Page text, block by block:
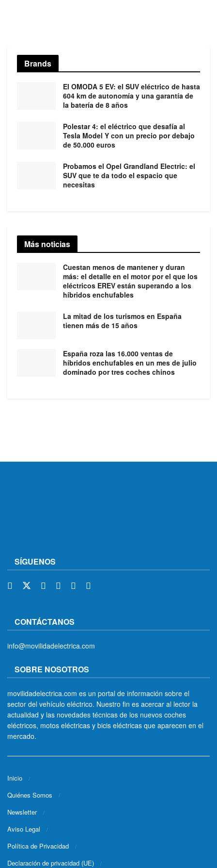
Brands
El OMODA 5 EV: el SUV eléctrico de hasta
604 km de autonomía y una garantía de
la batería de 8 años
Polestar 4: el eléctrico que desafía al
Tesla Model Y con un precio por debajo
de 50.000 euros
Probamos el Opel Grandland Electric: el
SUV que te da todo el espacio que
necesitas
Más noticias
Cuestan menos de mantener y duran
más: el detalle en el motor por el que los
eléctricos EREV están superando a los
híbridos enchufables
La mitad de los turismos en España
tienen más de 15 años
España roza las 16.000 ventas de
híbridos enchufables en un mes de julio
dominado por tres coches chinos
SÍGUENOS
CONTÁCTANOS
info@movilidadelectrica.com
SOBRE NOSOTROS
movilidadelectrica.com es un portal de información sobre el
sector del vehículo eléctrico. Nuestro fin es acercar al lector la
actualidad y las novedades técnicas de los nuevos coches
eléctricos, motos eléctricas y bicis eléctricas que aparecen en el
mercado.
Inicio
Quiénes Somos
Newsletter
Aviso Legal
Política de Privacidad
Declaración de privacidad (UE)